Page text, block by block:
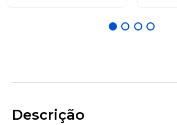
Descrição